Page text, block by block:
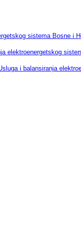
sistema Bosne i
elektroenergetskog
i balansiranja